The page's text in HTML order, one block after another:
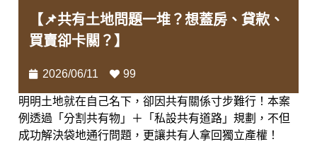
【📌共有土地問題一堆？想蓋房、貸款、
買賣卻卡關？】
2026/06/11 99
明明土地就在自己名下，卻因共有關係寸步難行！本案
例透過「分割共有物」＋「私設共有道路」規劃，不但
成功解決袋地通行問題，更讓共有人拿回獨立產權！